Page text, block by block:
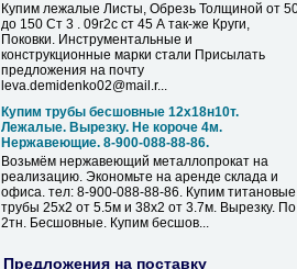
Купим лежалые Листы, Обрезь Толщиной от
до 150 Ст 3 . 09г2с ст 45 А так-же Круги,
Поковки. Инструментальные и
конструкционные марки стали Присылать
предложения на почту
leva.demidenko02@mail.r...
Купим трубы бесшовные 12х18н10т.
Лежалые. Вырезку. Не короче 4м.
Нержавеющие. 8-900-088-88-86.
Возьмём нержавеющий металлопрокат на
реализацию. Экономьте на аренде склада и
офиса. тел: 8-900-088-88-86. Купим титановые
трубы 25х2 от 5.5м и 38х2 от 3.7м. Вырезку. По
2тн. Бесшовные. Купим бесшов...
Предложения на поставку